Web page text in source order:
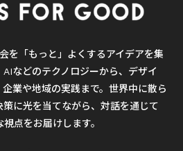
を「もっと」よくするアイデアを集
などのテクノロジーから、デザイ
業や地域の実践まで。世界中に散ら
に光を当てながら、対話を通じて
点をお届けします。